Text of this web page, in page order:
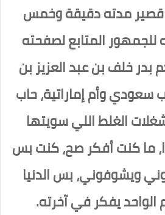
مدته دقيقة وخمس
للجمهور المتابع لصفحته
بدر خلف بن عبد العزيز بن
سعودي وأم إماراتية، حاب
الغلط اللي سويتها
ما كنت أفكر صح، كنت بس
ويشوفوني، بس الدنيا
يفكر في آخرته.